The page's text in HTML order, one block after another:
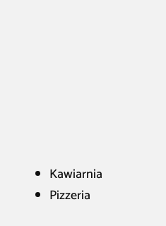
Kawiarnia
Pizzeria